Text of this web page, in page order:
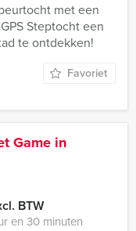
met een
Steptocht een
te ontdekken!
Favoriet
Game in
BTW
en 30 minuten